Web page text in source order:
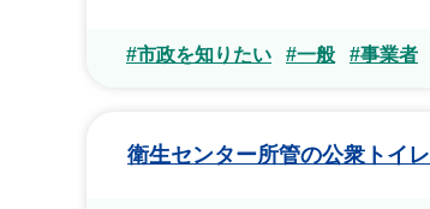
#市政を知りたい #一般 #事業者
衛生センター所管の公衆トイレ